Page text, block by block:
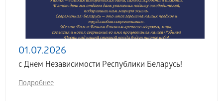
01.07.2026
с Днем Независимости Республики Беларусь!
Подробнее